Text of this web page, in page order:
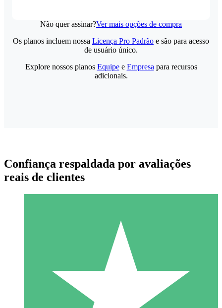
Não quer assinar?Ver mais opções de compra
Pacotes de Créditos Individuais
Pague conforme o uso com créditos de download. Sem
Os planos incluem nossa Licença Pro Padrão e são para acesso
de usuário único.
Explore nossos planos Equipee Empresa para recursos
adicionais.
Confiança respaldada por avaliações
reais de clientes